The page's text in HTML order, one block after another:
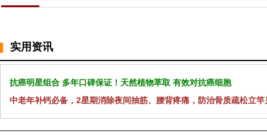
实用资讯
抗癌明星组合 多年口碑保证！天然植物萃取 有效对抗癌细胞
中老年补钙必备，2星期消除夜间抽筋、腰背疼痛，防治骨质疏松立竿